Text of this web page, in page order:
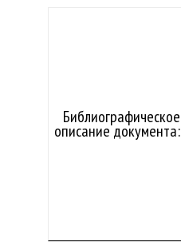
Библиографическое
описание документа: